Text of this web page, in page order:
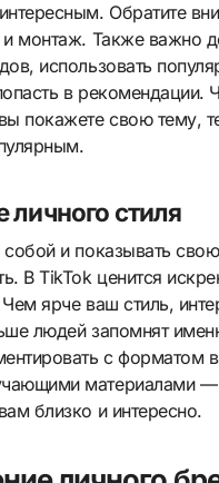
Обратите
и монтаж. Также важно
использовать
в рекомендации.
покажете свою тему,
стиля
и показывать свою
В TikTok ценится
Чем ярче ваш стиль,
людей запомнят
с форматом
материалами —
близко и интересно.